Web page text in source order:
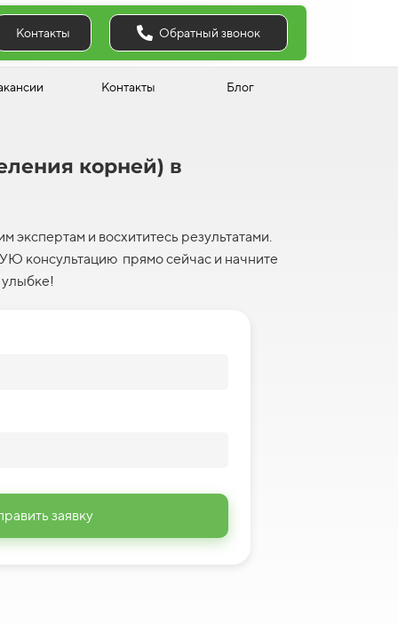
Контакты Обратный звонок
Контакты Блог
корней) в
экспертам и восхититесь результатами.
консультацию прямо сейчас и начните
заявку